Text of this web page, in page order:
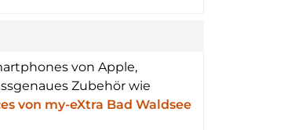
von Apple,
Zubehör wie
von my-eXtra Bad Waldsee